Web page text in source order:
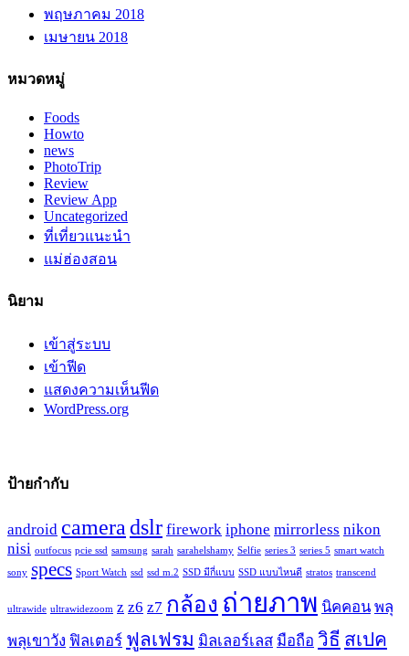
พฤษภาคม 2018
เมษายน 2018
หมวดหมู่
Foods
Howto
news
PhotoTrip
Review
Review App
Uncategorized
ที่เที่ยวแนะนำ
แม่ฮ่องสอน
นิยาม
เข้าสู่ระบบ
เข้าฟีด
แสดงความเห็นฟีด
WordPress.org
ป้ายกำกับ
android cameradslr firework iphone mirrorless nikon
nisi outfocus pcie ssd samsung sarah sarahelshamy Selfie series 3 series 5 smart watch
sony specs Sport Watch ssd ssd m.2 SSD มีกี่แบบ SSD แบบไหนดี stratos transcend
ultrawide ultrawidezoom z z6 z7 กล้อง ถ่ายภาพ นิคคอน พลุ
พลุเขาวัง ฟิลเตอร์ ฟูลเฟรม มิลเลอร์เลส มือถือ วิธี สเปค